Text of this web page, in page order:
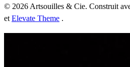
© 2026 Artsouilles & Cie. Construit
et Elevate Theme .